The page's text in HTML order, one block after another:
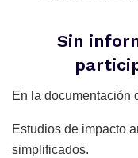
Sin
En la documentación
Estudios de impacto
simplificados.